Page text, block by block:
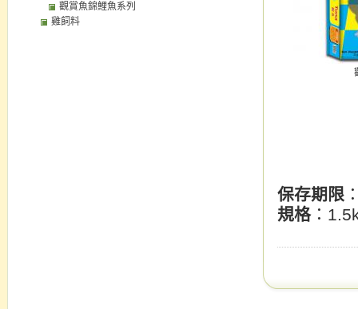
保存期限
規格：
觀賞魚錦鯉魚系列
雞飼料